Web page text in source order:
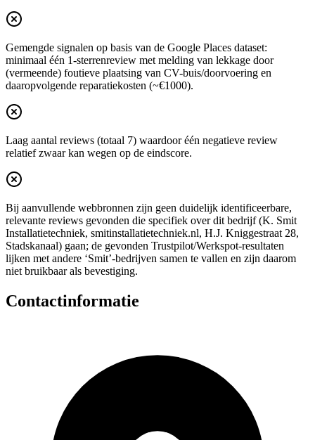
Gemengde signalen op basis van de Google Places dataset:
minimaal één 1-sterrenreview met melding van lekkage door
(vermeende) foutieve plaatsing van CV-buis/doorvoering en
daaropvolgende reparatiekosten (~€1000).
Laag aantal reviews (totaal 7) waardoor één negatieve review
relatief zwaar kan wegen op de eindscore.
Bij aanvullende webbronnen zijn geen duidelijk identificeerbare,
relevante reviews gevonden die specifiek over dit bedrijf (K. Smit
Installatietechniek, smitinstallatietechniek.nl, H.J. Kniggestraat 28,
Stadskanaal) gaan; de gevonden Trustpilot/Werkspot-resultaten
lijken met andere ‘Smit’-bedrijven samen te vallen en zijn daarom
niet bruikbaar als bevestiging.
Contactinformatie